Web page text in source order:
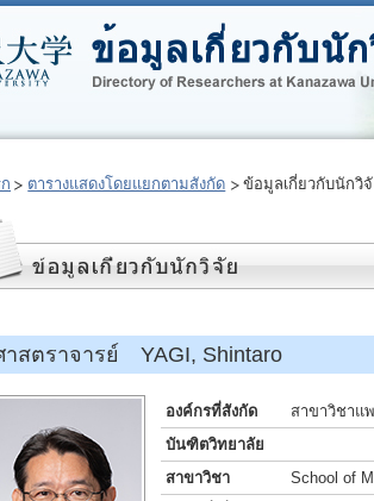
ตารางแสดงโดยแยกตามสังกัด ข้อมูลเกี่ยวกับนักวิ
าสตราจารย์ YAGI, Shintaro
องค์กรที่สังกัด
สาขาวิชาแ
บันฑิตวิทยาลัย
สาขาวิชา
School of